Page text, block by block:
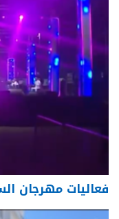
فعاليات مهرجان